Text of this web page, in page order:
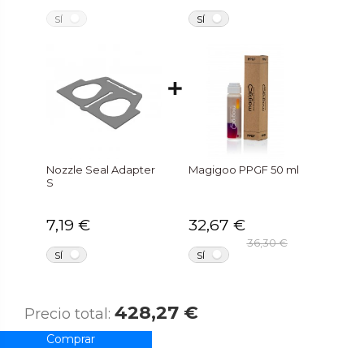
SÍ SÍ
Nozzle Seal Adapter
S
7,19 €
SÍ
Magigoo PPGF 50 ml
32,67 €
36,30 €
SÍ
Precio total:428,27 €